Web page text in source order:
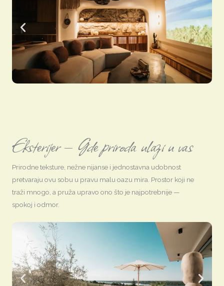
Eksterijer — Gde priroda ulazi u vas
Prirodne teksture, nežne nijanse i jednostavna udobnost
pretvaraju ovu sobu u pravu malu oazu mira. Prostor koji ne
traži mnogo, a pruža upravo ono što je najpotrebnije —
spokoj i odmor.